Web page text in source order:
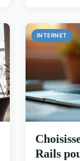
INTERNET
Rails